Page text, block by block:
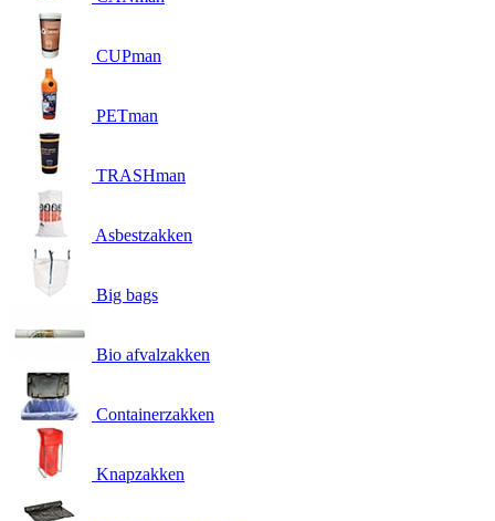
CUPman
PETman
TRASHman
Asbestzakken
Big bags
Bio afvalzakken
Containerzakken
Knapzakken